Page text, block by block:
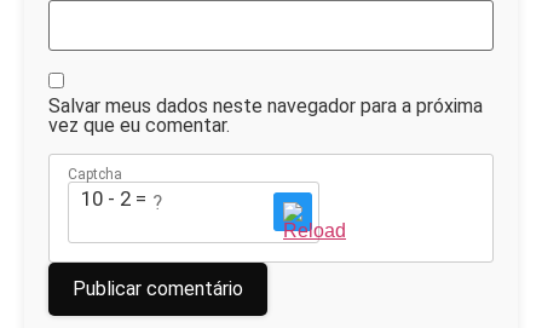
Salvar meus dados neste navegador para a próxima
vez que eu comentar.
Captcha
10 - 2 = ?